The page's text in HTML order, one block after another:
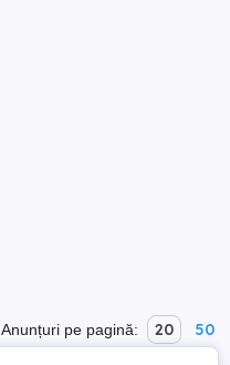
Anunțuri pe pagină: 20 50